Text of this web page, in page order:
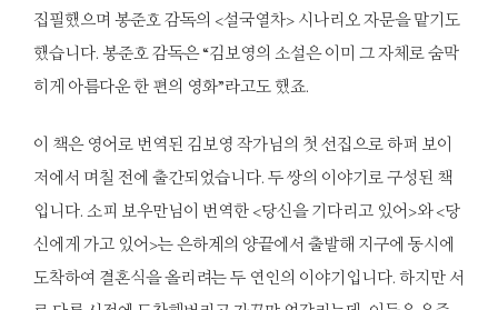
집필했으며 봉준호 감독의 <설국열차> 시나리오 자문을 맡기도
했습니다. 봉준호 감독은 “김보영의 소설은 이미 그 자체로 숨막
히게 아름다운 한 편의 영화”라고도 했죠.
이 책은 영어로 번역된 김보영 작가님의 첫 선집으로 하퍼 보이
저에서 며칠 전에 출간되었습니다. 두 쌍의 이야기로 구성된 책
입니다. 소피 보우만님이 번역한 <당신을 기다리고 있어>와 <당
신에게 가고 있어>는 은하계의 양끝에서 출발해 지구에 동시에
도착하여 결혼식을 올리려는 두 연인의 이야기입니다. 하지만 서